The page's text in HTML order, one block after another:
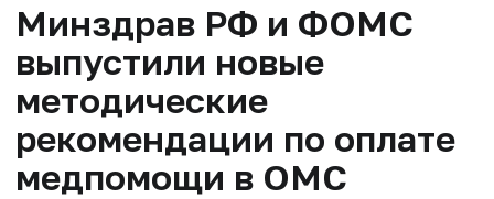
Минздрав РФ и ФОМС
выпустили новые
методические
рекомендации по оплате
медпомощи в ОМС